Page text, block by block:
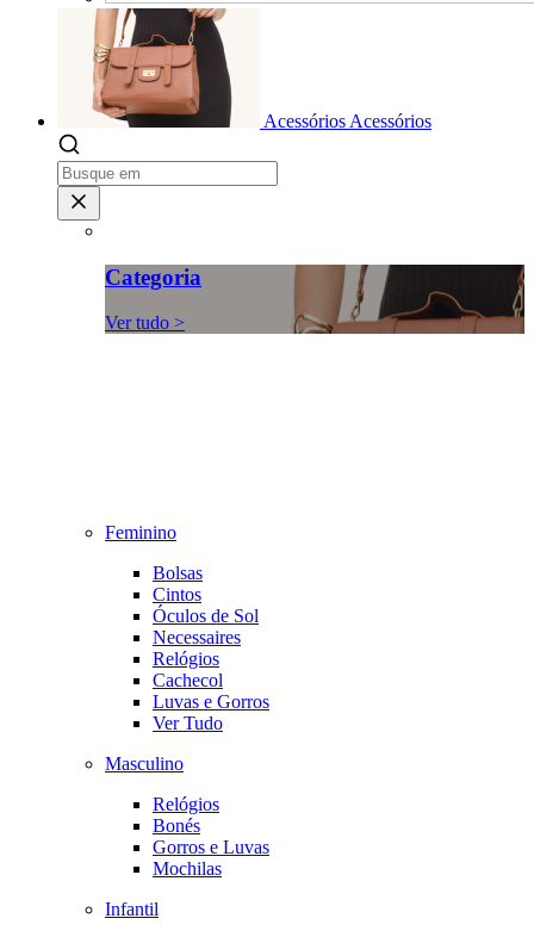
Acessórios Acessórios
Categoria
Ver tudo >
Feminino
Bolsas
Cintos
Óculos de Sol
Necessaires
Relógios
Cachecol
Luvas e Gorros
Ver Tudo
Masculino
Relógios
Bonés
Gorros e Luvas
Mochilas
Infantil